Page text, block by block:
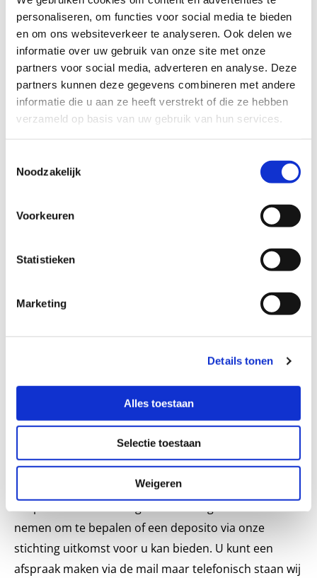
personaliseren, om functies voor social media te bieden
en om ons websiteverkeer te analyseren. Ook delen we
informatie over uw gebruik van onze site met onze
partners voor social media, adverteren en analyse. Deze
partners kunnen deze gegevens combineren met andere
informatie die u aan ze heeft verstrekt of die ze hebben
verzameld op basis van uw gebruik van hun services.
Noodzakelijk
Voorkeuren
Statistieken
Marketing
Details tonen
Alles toestaan
Selectie toestaan
Weigeren
VASTLEGGEN VAN WENSEN
Tijdens ons gesprek leggen wij samen met u
tevens uw wensen op het gebied van uw uitvaart
vast, zodat er in geval van uw overlijden voor de
nabestaanden een draaiboek klaar ligt. Aan de
hand daarvan kunnen dan eenvoudig de
noodzakelijke afspraken gemaakt worden. Uw
handen en voor uzelf is het een prettige
hoeft te maken. Zowel uw wensen als de
geregeld. Het bekend zijn met uw wensen biedt
ons tevens de mogelijkheid naar de toekomst
depositovoorziening op peil te houden.
Uiteraard beschikt de Stichting Derdengelden over
voorwaarden die zijn vastgelegd in een reglement.
Wilt u nadere informatie over ons depositofonds of
wilt u een exemplaar van het reglement ontvangen,
dan kunt u contact met ons opnemen. Uiteraard zijn
wij u ook graag van dienst wanneer u uw wensen wilt
nemen om te bepalen of een deposito via onze
stichting uitkomst voor u kan bieden. U kunt een
afspraak maken via de mail maar telefonisch staan wij